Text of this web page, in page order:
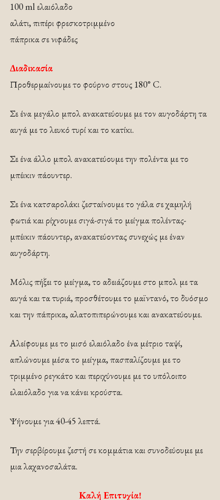
100 ml ελαιόλαδο
αλάτι, πιπέρι φρεσκοτριμμένο
πάπρικα σε νιφάδες
Διαδικασία
Προθερμαίνουμε το φούρνο στους 180° C.
Σε ένα μεγάλο μπολ ανακατεύουμε με τον αυγοδάρτη τα
αυγά με το λευκό τυρί και το κατίκι.
Σε ένα άλλο μπολ ανακατεύουμε την πολέντα με το
μπέικιν πάουντερ.
Σε ένα κατσαρολάκι ζεσταίνουμε το γάλα σε χαμηλή
φωτιά και ρίχνουμε σιγά-σιγά το μείγμα πολέντας-
μπέικιν πάουντερ, ανακατεύοντας συνεχώς με έναν
αυγοδάρτη.
Μόλις πήξει το μείγμα, το αδειάζουμε στο μπολ με τα
αυγά και τα τυριά, προσθέτουμε το μαϊντανό, το δυόσμο
και την πάπρικα, αλατοπιπερώνουμε και ανακατεύουμε.
Αλείφουμε με το μισό ελαιόλαδο ένα μέτριο ταψί,
απλώνουμε μέσα το μείγμα, πασπαλίζουμε με το
τριμμένο ρεγκάτο και περιχύνουμε με το υπόλοιπο
ελαιόλαδο για να κάνει κρούστα.
Ψήνουμε για 40-45 λεπτά.
Την σερβίρουμε ζεστή σε κομμάτια και συνοδεύουμε με
μια λαχανοσαλάτα.
Καλή Επιτυχία!